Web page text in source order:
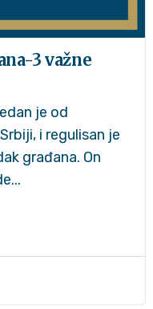
3 važne
je od
i regulisan je
građana. On